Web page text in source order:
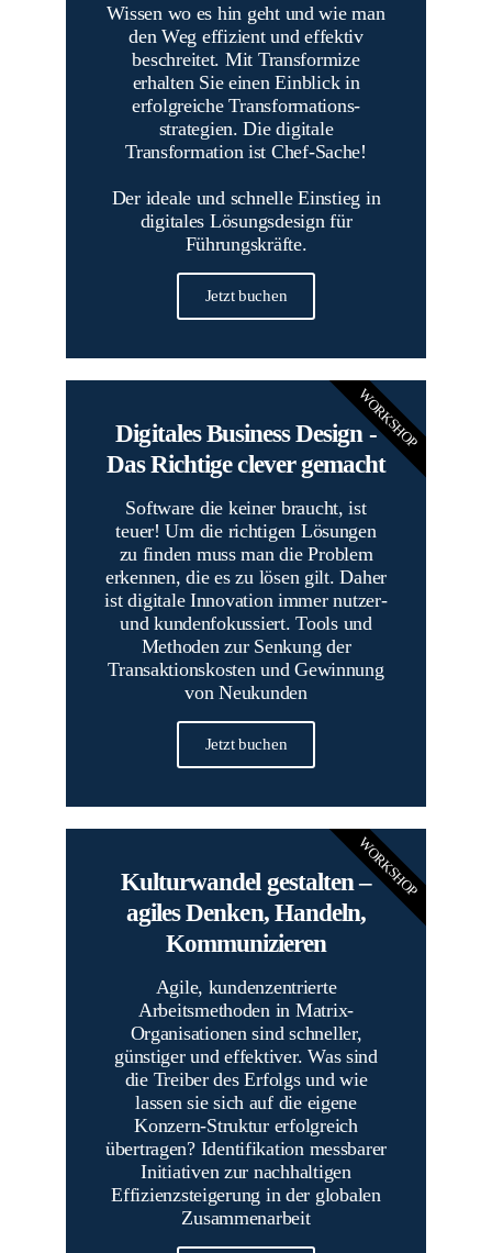
Wissen wo es hin geht und wie man
den Weg effizient und effektiv
beschreitet. Mit Transformize
erhalten Sie einen Einblick in
erfolgreiche Transformations-
strategien. Die digitale
Transformation ist Chef-Sache!
Der ideale und schnelle Einstieg in
digitales Lösungsdesign für
Führungskräfte.
Jetzt buchen
Digitales Business Design -
Das Richtige clever gemacht
Software die keiner braucht, ist
teuer! Um die richtigen Lösungen
zu finden muss man die Problem
erkennen, die es zu lösen gilt. Daher
ist digitale Innovation immer nutzer-
und kundenfokussiert. Tools und
Methoden zur Senkung der
Transaktionskosten und Gewinnung
von Neukunden
Jetzt buchen
WORKSHOP
Kulturwandel gestalten –
agiles Denken, Handeln,
Kommunizieren
Agile, kundenzentrierte
Arbeitsmethoden in Matrix-
Organisationen sind schneller,
günstiger und effektiver. Was sind
die Treiber des Erfolgs und wie
lassen sie sich auf die eigene
Konzern-Struktur erfolgreich
übertragen? Identifikation messbarer
Initiativen zur nachhaltigen
Effizienzsteigerung in der globalen
Zusammenarbeit
WORKSHOP